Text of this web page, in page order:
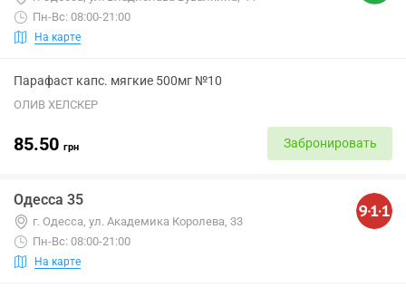
Пн-Вс: 08:00-21:00
На карте
Парафаст капс. мягкие 500мг №10
ОЛИВ ХЕЛСКЕР
85.50 грн Забронировать
Одесса 35
г. Одесса, ул. Академика Королева, 33
Пн-Вс: 08:00-21:00
На карте